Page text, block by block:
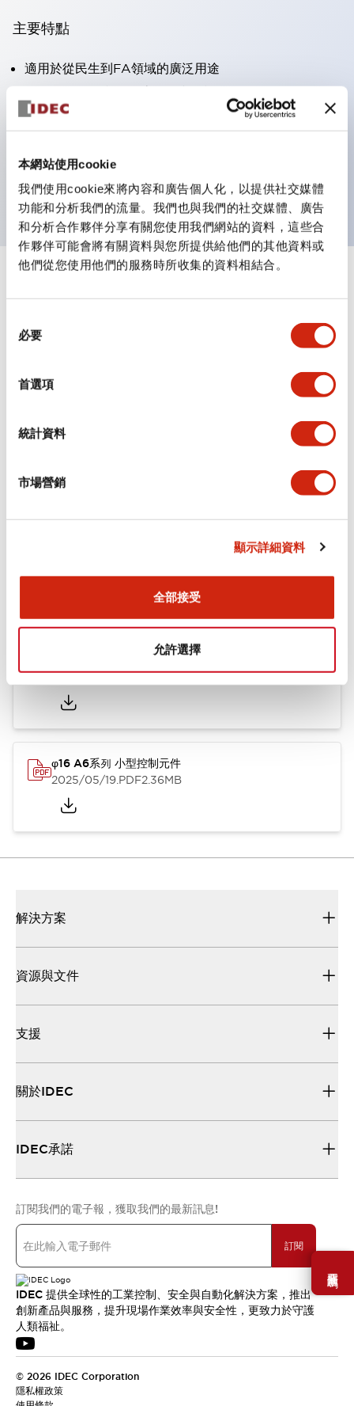
本網站使用cookie
我們使用cookie來將內容和廣告個人化，以提供社交媒體
功能和分析我們的流量。我們也與我們的社交媒體、廣告
和分析合作夥伴分享有關您使用我們網站的資料，這些合
作夥伴可能會將有關資料與您所提供給他們的其他資料或
他們從您使用他們的服務時所收集的資料相結合。
必要
首選項
統計資料
市場營銷
顯示詳細資料
全部接受
允許選擇
需要幫助嗎？
主要特點
適用於從民生到FA領域的廣泛用途
防護結構具備IP40和IP65等級。（IEC 60529）
認證（不含指示燈）。
可使用專用配件輕鬆更換為Φ22閃光輪廓
認證與標準
φ16 A6系列用配件(平面鑲嵌框型)
2022/04/07.PDF942.26KB
φ16 A6系列 小型控制元件
2025/05/19.PDF2.36MB
解決方案
資源與文件
支援
關於IDEC
IDEC承諾
訂閱我們的電子報，獲取我們的最新訊息!
訂閱
IDEC 提供全球性的工業控制、安全與自動化解決方案，推出
創新產品與服務，提升現場作業效率與安全性，更致力於守護
人類福祉。
© 2026 IDEC Corporation
隱私權政策